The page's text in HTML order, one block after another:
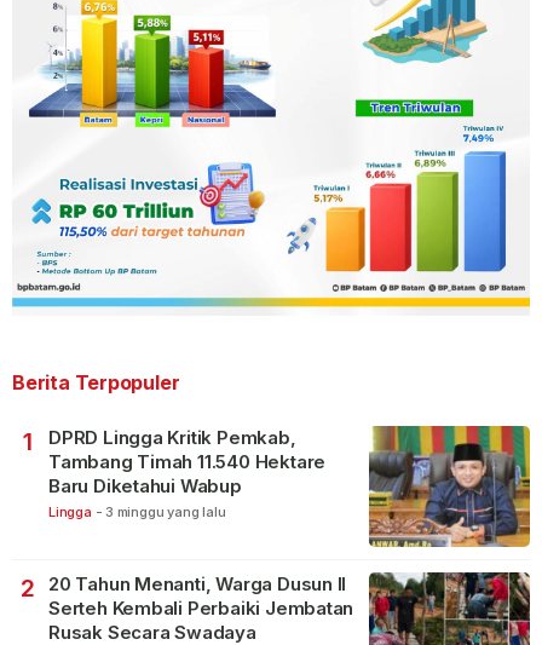
Berita Terpopuler
1
DPRD Lingga Kritik Pemkab,
Tambang Timah 11.540 Hektare
Baru Diketahui Wabup
Lingga - 3 minggu yang lalu
2
20 Tahun Menanti, Warga Dusun II
Serteh Kembali Perbaiki Jembatan
Rusak Secara Swadaya